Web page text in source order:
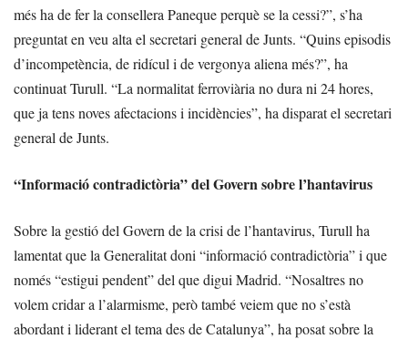
més ha de fer la consellera Paneque perquè se la cessi?”, s’ha
preguntat en veu alta el secretari general de Junts. “Quins episodis
d’incompetència, de ridícul i de vergonya aliena més?”, ha
continuat Turull. “La normalitat ferroviària no dura ni 24 hores,
que ja tens noves afectacions i incidències”, ha disparat el secretari
general de Junts.
“Informació contradictòria” del Govern sobre l’hantavirus
Sobre la gestió del Govern de la crisi de l’hantavirus, Turull ha
lamentat que la Generalitat doni “informació contradictòria” i que
només “estigui pendent” del que digui Madrid. “Nosaltres no
volem cridar a l’alarmisme, però també veiem que no s’està
abordant i liderant el tema des de Catalunya”, ha posat sobre la